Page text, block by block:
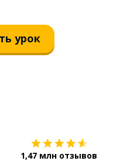
урок
1,47 млн отзывов